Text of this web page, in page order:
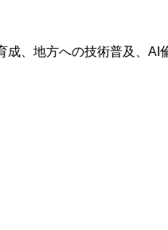
、地方への技術普及、